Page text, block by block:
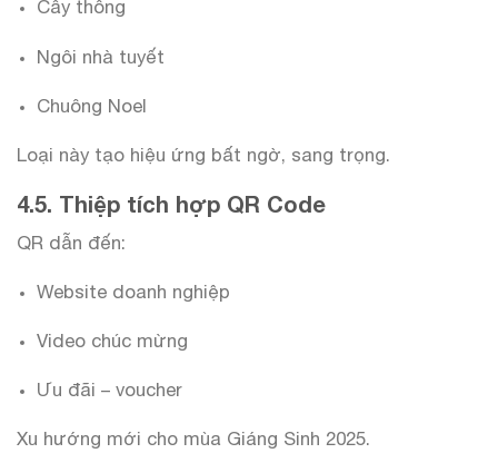
Cây thông
Ngôi nhà tuyết
Chuông Noel
Loại này tạo hiệu ứng bất ngờ, sang trọng.
4.5. Thiệp tích hợp QR Code
QR dẫn đến:
Website doanh nghiệp
Video chúc mừng
Ưu đãi – voucher
Xu hướng mới cho mùa Giáng Sinh 2025.